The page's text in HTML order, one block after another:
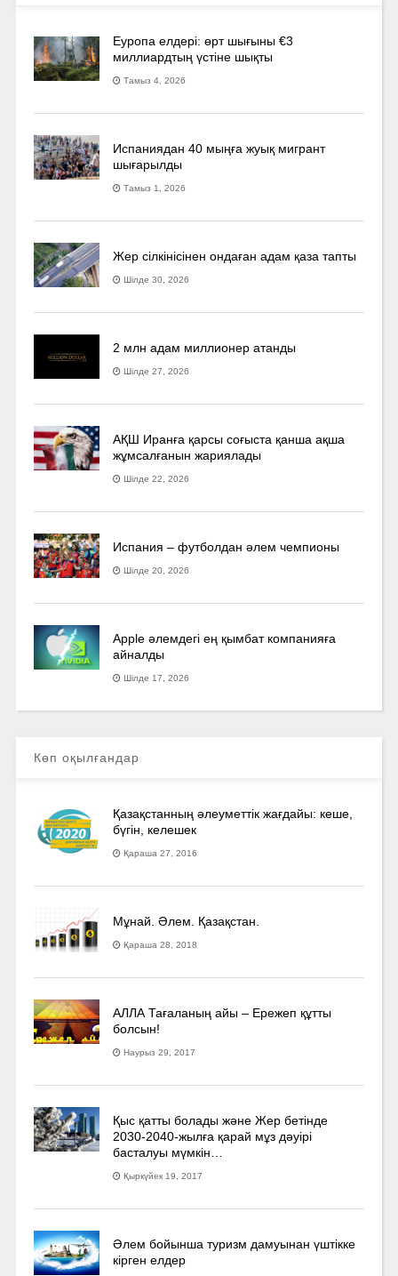
Еуропа елдері: өрт шығыны €3
миллиардтың үстіне шықты
Тамыз 4, 2026
Испаниядан 40 мыңға жуық мигрант
шығарылды
Тамыз 1, 2026
Жер сілкінісінен ондаған адам қаза тапты
Шілде 30, 2026
2 млн адам миллионер атанды
Шілде 27, 2026
АҚШ Иранға қарсы соғыста қанша ақша
жұмсалғанын жариялады
Шілде 22, 2026
Испания – футболдан әлем чемпионы
Шілде 20, 2026
Apple әлемдегі ең қымбат компанияға
айналды
Шілде 17, 2026
Көп оқылғандар
Қазақстанның әлеуметтік жағдайы: кеше,
бүгін, келешек
Қараша 27, 2016
Мұнай. Әлем. Қазақстан.
Қараша 28, 2018
АЛЛА Тағаланың айы – Ережеп құтты
болсын!
Наурыз 29, 2017
Қыс қатты болады және Жер бетінде
2030-2040­-жылға қарай мұз дәуірі
басталуы мүмкін…
Қыркүйек 19, 2017
Әлем бойынша туризм дамуынан үштікке
кірген елдер